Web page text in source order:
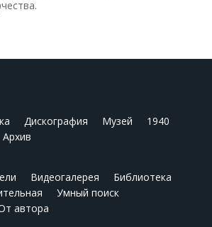
Дискография Музей
1940
Архив
Видеогалерея
Библиотека
Умный поиск
автора